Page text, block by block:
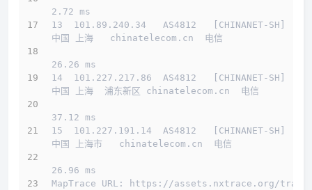
2.72 ms
13  101.89.240.34   AS4812   [CHINANET-SH]
中国 上海   chinatelecom.cn  电信
26.26 ms
14  101.227.217.86  AS4812   [CHINANET-SH]
中国 上海  浦东新区 chinatelecom.cn  电信
37.12 ms
15  101.227.191.14  AS4812   [CHINANET-SH]
中国 上海市   chinatelecom.cn  电信
26.96 ms
MapTrace URL: https://assets.nxtrace.org/trace